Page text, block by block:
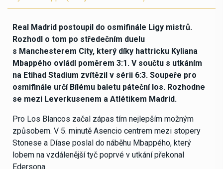
Real Madrid postoupil do osmifinále Ligy mistrů.
Rozhodl o tom po středečním duelu
s Manchesterem City, který díky hattricku Kyliana
Mbappého ovládl poměrem 3:1. V součtu s utkáním
na Etihad Stadium zvítězil v sérii 6:3. Soupeře pro
osmifinále určí Bílému baletu páteční los. Rozhodne
se mezi Leverkusenem a Atlétikem Madrid.
Pro Los Blancos začal zápas tím nejlepším možným
způsobem. V 5. minutě Asencio centrem mezi stopery
Stonese a Díase poslal do náběhu Mbappého, který
lobem na vzdálenější tyč poprvé v utkání překonal
Edersona.